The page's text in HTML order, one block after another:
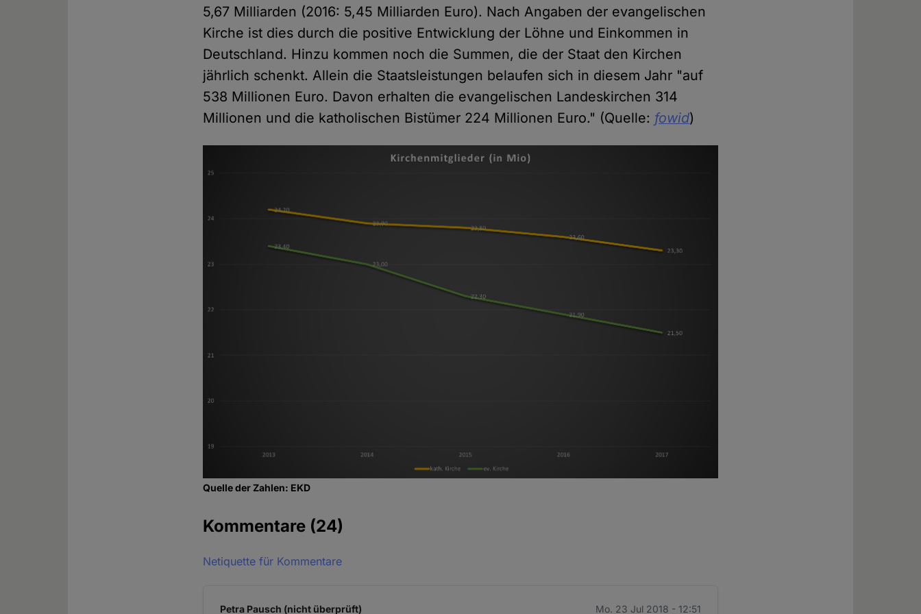
5,67 Milliarden (2016: 5,45 Milliarden Euro). Nach Angaben der evangelischen
Kirche ist dies durch die positive Entwicklung der Löhne und Einkommen in
Deutschland. Hinzu kommen noch die Summen, die der Staat den Kirchen
jährlich schenkt. Allein die Staatsleistungen belaufen sich in diesem Jahr "auf
538 Millionen Euro. Davon erhalten die evangelischen Landeskirchen 314
Millionen und die katholischen Bistümer 224 Millionen Euro." (Quelle: fowid)
Quelle der Zahlen: EKD
Kommentare (24)
Netiquette für Kommentare
Petra Pausch (nicht überprüft) Mo. 23 Jul 2018 - 12:51